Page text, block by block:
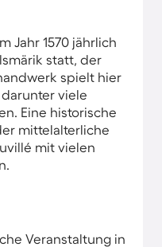
Jahr 1570 jährlich
statt, der
spielt hier
viele
Eine historische
mittelalterliche
mit vielen
Veranstaltung in